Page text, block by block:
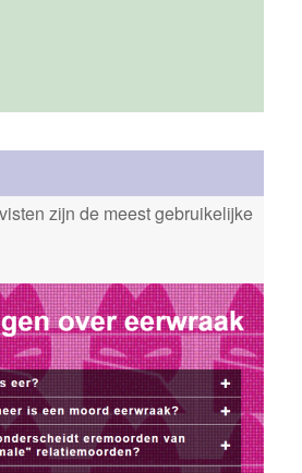
zijn de meest gebruikelijke